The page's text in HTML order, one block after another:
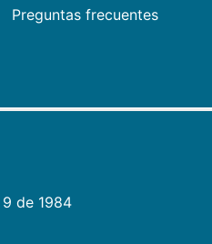
Preguntas frecuentes
de 1984